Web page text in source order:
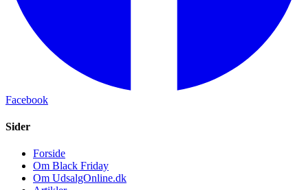
Facebook
Sider
Forside
Om Black Friday
Om UdsalgOnline.dk